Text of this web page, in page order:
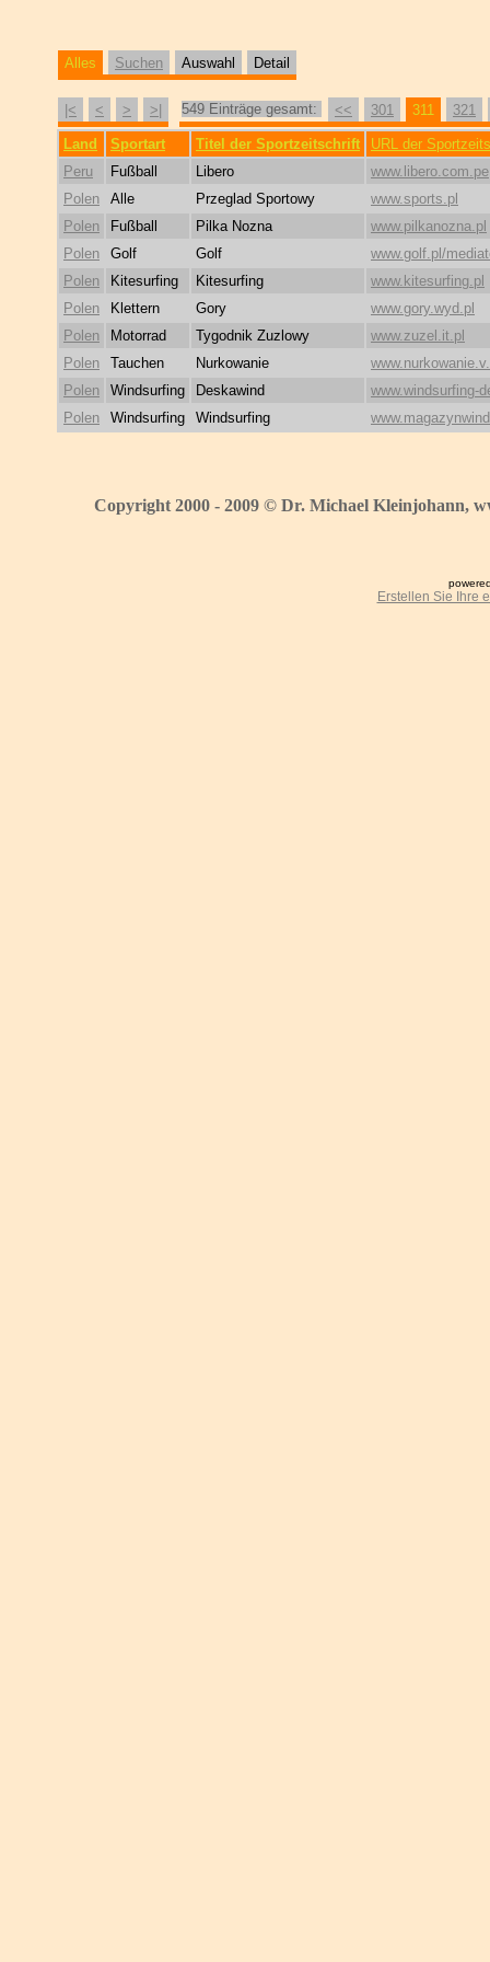
Alles Suchen Auswahl Detail
|< < > >| 549 Einträge gesamt: << 301 311 321
Land Sportart Titel der Sportzeitschrift
URL der
Peru
Fußball Libero
www.libero.com.pe
Polen
Alle Przeglad Sportowy
www.sports.pl
Polen
Fußball Pilka Nozna
www.pilkanozna.pl
Polen
Golf Golf
www.golf.pl/
Polen
Kitesurfing Kitesurfing
www.kitesurfing.pl
Polen
Klettern Gory
www.gory.wyd.pl
Polen
Motorrad Tygodnik Zuzlowy
www.zuzel.it.pl
Polen
Tauchen Nurkowanie
Polen
Windsurfing Deskawind
www.windsurfing-
Polen
Windsurfing Windsurfing
Copyright 2000 - 2009 © Dr. Michael Kleinjohann,
Erstellen Sie Ihre